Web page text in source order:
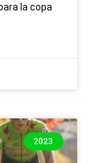
la copa
2023